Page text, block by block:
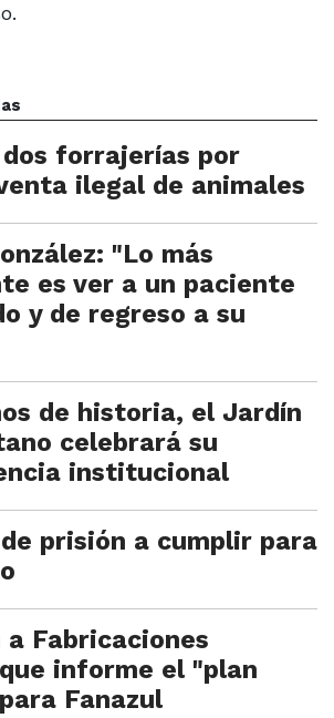
forrajerías por
ilegal de animales
"Lo más
es ver a un paciente
y de regreso a su
de historia, el Jardín
celebrará su
institucional
prisión a cumplir para
a Fabricaciones
informe el "plan
Fanazul